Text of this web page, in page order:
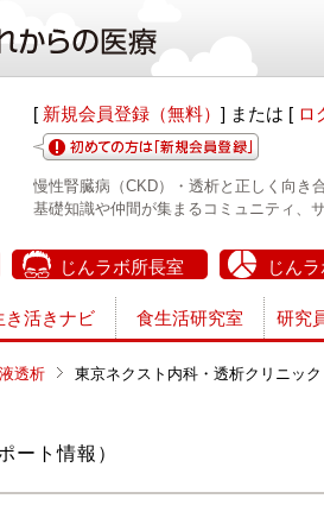
[ 新規会員登録（無料） ] または [ ロ
慢性腎臓病（CKD）・透析と正しく向き
基礎知識や仲間が集まるコミュニティ、
じんラボ所長室 じん
き活きナビ 食生活研究室 研究
透析 東京ネクスト内科・透析クリニッ
ート情報）